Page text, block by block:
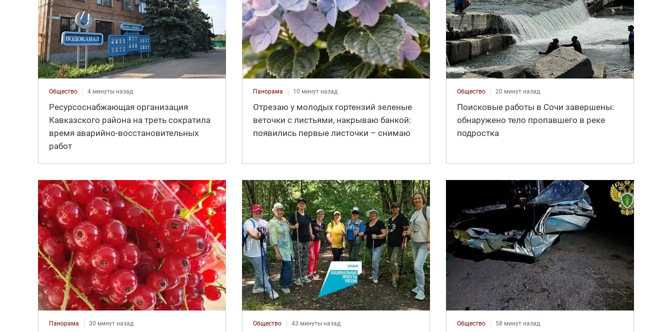
Общество 4 минуты назад
Ресурсоснабжающая организация
Кавказского района на треть сократила
время аварийно-восстановительных
работ
Панорама 10 минут назад
Отрезаю у молодых гортензий зеленые
веточки с листьями, накрываю банкой:
появились первые листочки – снимаю
Общество 20 минут назад
Поисковые работы в Сочи завершены:
обнаружено тело пропавшего в реке
подростка
Панорама 30 минут назад Общество 43 минуты назад Общество 58 минут назад